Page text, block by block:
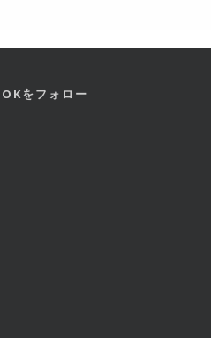
をフォロー